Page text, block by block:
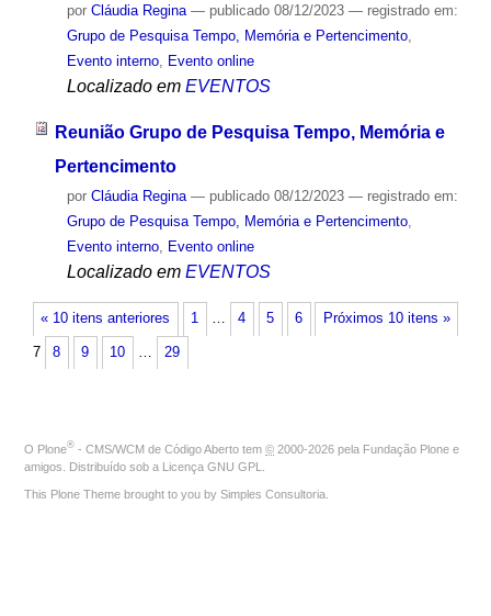
por Cláudia Regina — publicado08/12/2023 — registrado em:
Grupo de Pesquisa Tempo, Memória e Pertencimento,
Evento interno, Evento online
Localizado em EVENTOS
Reunião Grupo de Pesquisa Tempo, Memória e
Pertencimento
por Cláudia Regina — publicado08/12/2023 — registrado em:
Grupo de Pesquisa Tempo, Memória e Pertencimento,
Evento interno, Evento online
Localizado em EVENTOS
« 10 itens anteriores Próximos 10 itens »
1 … 4 5 6
7 8 9 10 … 29
O Plone® - CMS/WCM de Código Aberto tem © 2000-2026 pela Fundação Plone e
amigos. Distribuído sob a Licença GNU GPL
This Plone Theme brought to you by Simples Consultoria